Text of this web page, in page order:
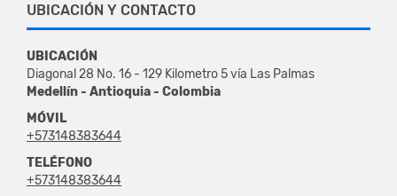
UBICACIÓN Y CONTACTO
UBICACIÓN
Diagonal 28 No. 16 - 129 Kilometro 5 vía Las Palmas
Medellín - Antioquia - Colombia
MÓVIL
+573148383644
TELÉFONO
+573148383644